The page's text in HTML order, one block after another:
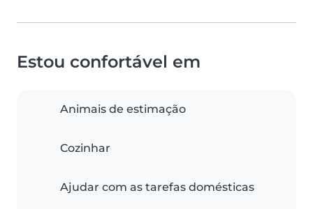
Estou confortável em
Animais de estimação
Cozinhar
Ajudar com as tarefas domésticas